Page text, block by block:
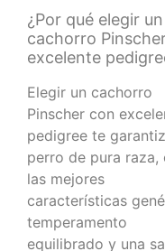
¿Por qué elegir un
cachorro
excelente
Elegir un cachorro
Pinscher con
pedigree te
perro de pura raza,
las mejores
características
temperamento
equilibrado y una